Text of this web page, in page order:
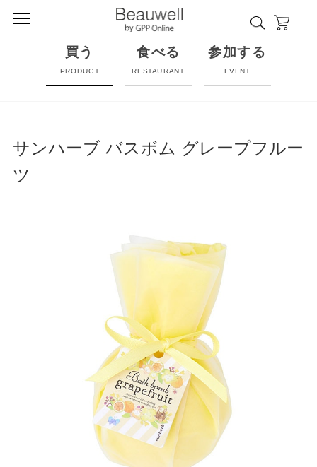
買う
PRODUCT
食べる
RESTAURANT
参加する
EVENT
サンハーブ バスボム グレープフルー
ツ